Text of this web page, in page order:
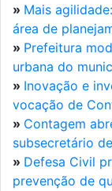
» Mais
área de
» Prefeitura
urbana do
» Inovação e
vocação de
» Contagem
subsecretário
» Defesa Civil
prevenção de